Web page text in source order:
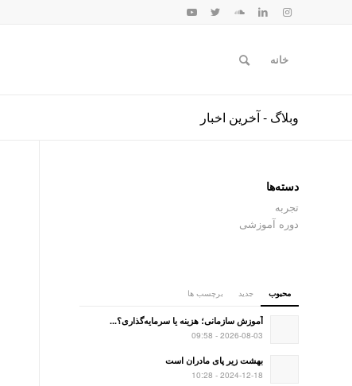
خانه
وبلاگ - آخرین اخبار
دسته‌ها
تجربه
دوره آموزشی
محبوب جدید برچسب ها
آموزش سازمانی؛ هزینه یا سرمایه‌گذاری؟...
2026-08-03 - 09:58
بهشت زیر پای مادران است
2024-12-18 - 10:28